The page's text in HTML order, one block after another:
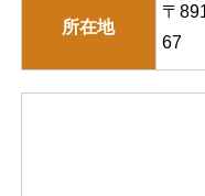
所在地
〒
67